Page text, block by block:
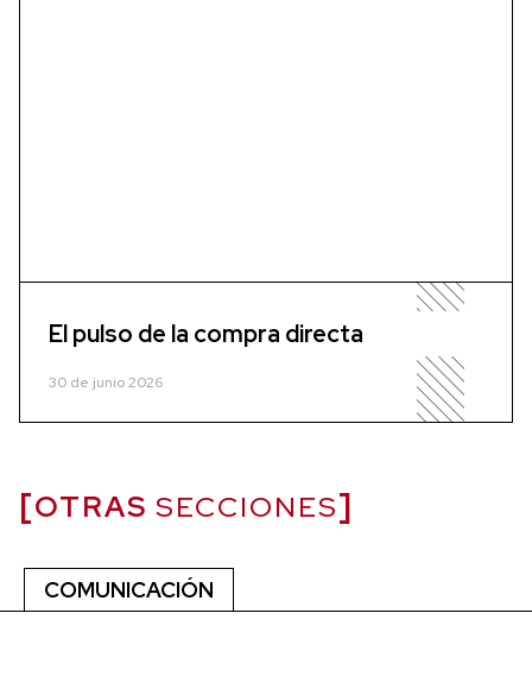
El pulso de la compra directa
30 de junio 2026
OTRAS SECCIONES
COMUNICACIÓN